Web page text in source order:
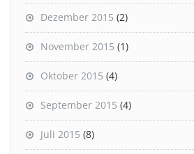
Dezember 2015 (2)
November 2015 (1)
Oktober 2015 (4)
September 2015 (4)
Juli 2015 (8)